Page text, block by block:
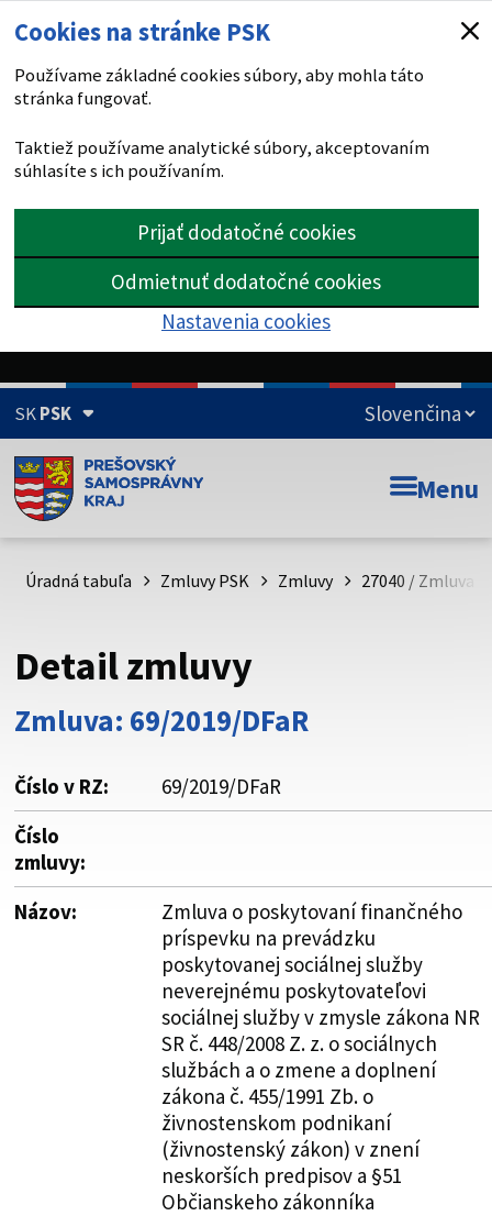
Cookies na stránke PSK
Používame základné cookies súbory, aby mohla táto
stránka fungovať.
Taktiež používame analytické súbory, akceptovaním
súhlasíte s ich používaním.
Prijať dodatočné cookies
Odmietnuť dodatočné cookies
Nastavenia cookies
SKPSK
Doména psk.sk je oficiálna
Toto je oficiálna webová stránka Prešovského
psk.sk.
Buďte pozorní a vždy sa uistite, že zdieľate informácie iba
cez zabezpečenú webovú stránku. Zabezpečená stránka
vždy začína https:// pred názvom domény webového sídla.
Menu
Úradná tabuľa Zmluvy PSK Zmluvy 27040 / Zmluva
Detail zmluvy
Zmluva: 69/2019/DFaR
Číslo v RZ:
69/2019/DFaR
Číslo
zmluvy:
Názov:
Zmluva o poskytovaní finančného
príspevku na prevádzku
poskytovanej sociálnej služby
neverejnému poskytovateľovi
sociálnej služby v zmysle zákona NR
SR č. 448/2008 Z. z. o sociálnych
službách a o zmene a doplnení
zákona č. 455/1991 Zb. o
živnostenskom podnikaní
(živnostenský zákon) v znení
neskorších predpisov a §51
Občianskeho zákonníka